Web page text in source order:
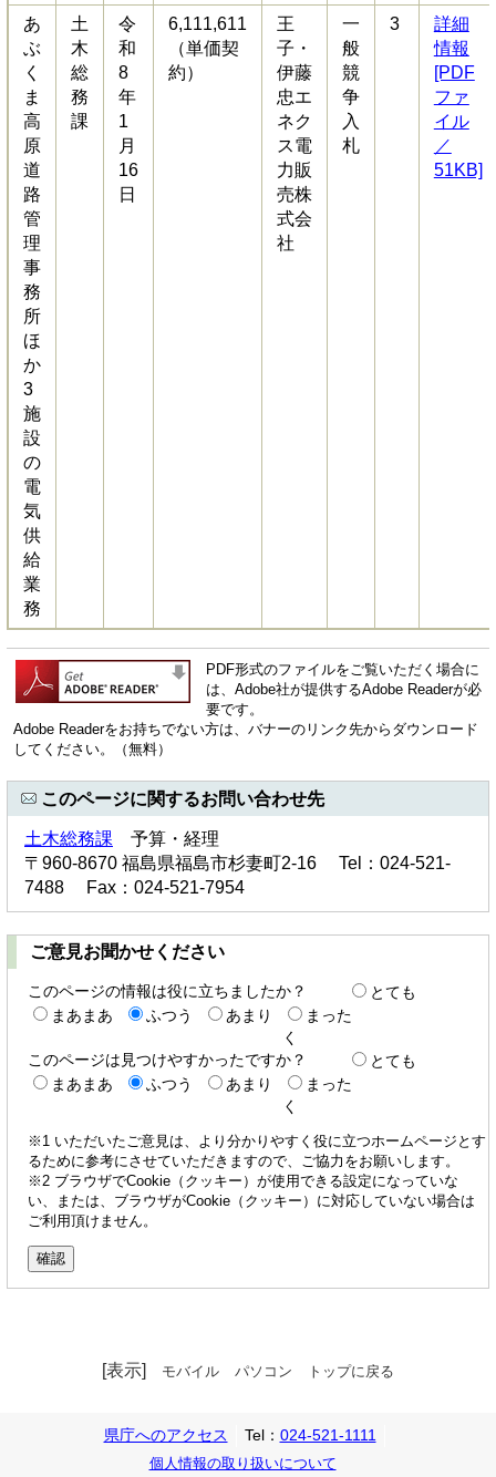
あ
ぶ
く
ま
高
原
道
路
管
理
事
務
所
ほ
か
3
施
設
の
電
気
供
給
業
務
土
木
総
務
課
令
和
8
年
1
月
16
日
6,111,611
（単価契
約）
王
子・
伊藤
忠エ
ネク
ス電
力販
売株
式会
社
一
般
競
争
入
札
3
詳細
情報
[PDF
ファ
イル
／
51KB]
PDF形式のファイルをご覧いただく場合に
は、Adobe社が提供するAdobe Readerが必
要です。
Adobe Readerをお持ちでない方は、バナーのリンク先からダウンロード
してください。（無料）
このページに関するお問い合わせ先
土木総務課 予算・経理
〒960-8670 福島県福島市杉妻町2-16 Tel：024-521-
7488 Fax：024-521-7954
ご意見お聞かせください
このページの情報は役に立ちましたか？
とても
まあまあ
ふつう あまり
まった
く
このページは見つけやすかったですか？
とても
まあまあ
ふつう あまり
まった
く
※1 いただいたご意見は、より分かりやすく役に立つホームページとす
るために参考にさせていただきますので、ご協力をお願いします。
※2 ブラウザでCookie（クッキー）が使用できる設定になっていな
い、または、ブラウザがCookie（クッキー）に対応していない場合は
ご利用頂けません。
[表示] モバイル パソコン トップに戻る
県庁へのアクセス Tel： 024-521-1111
個人情報の取り扱いについて